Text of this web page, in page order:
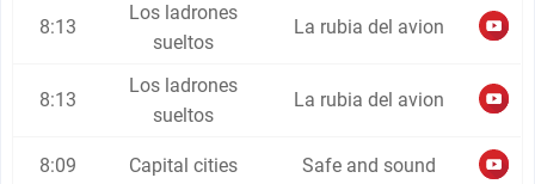
8:13
Los ladrones
sueltos
La rubia del avion
8:13
Los ladrones
sueltos
La rubia del avion
8:09 Capital cities Safe and sound